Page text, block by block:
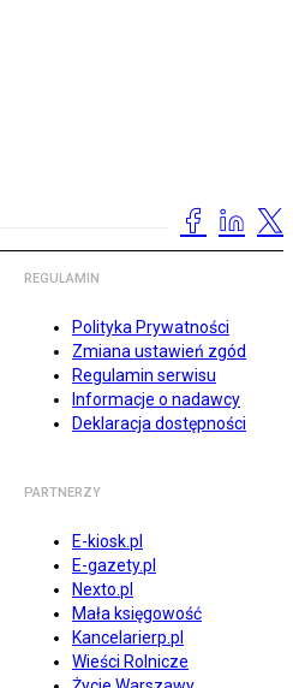
REGULAMIN
Polityka Prywatności
Zmiana ustawień zgód
Regulamin serwisu
Informacje o nadawcy
Deklaracja dostępności
PARTNERZY
E-kiosk.pl
E-gazety.pl
Nexto.pl
Mała księgowość
Kancelarierp.pl
Wieści Rolnicze